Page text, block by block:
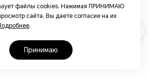
файлы cookies. Нажимая ПРИНИМАЮ
сайта, Вы даете согласие на их
.
принимаю